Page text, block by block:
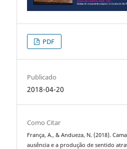
PDF
Publicado
2018-04-20
Como Citar
França, A., & Andueza, N. (2018).
ausência e a produção de sentido